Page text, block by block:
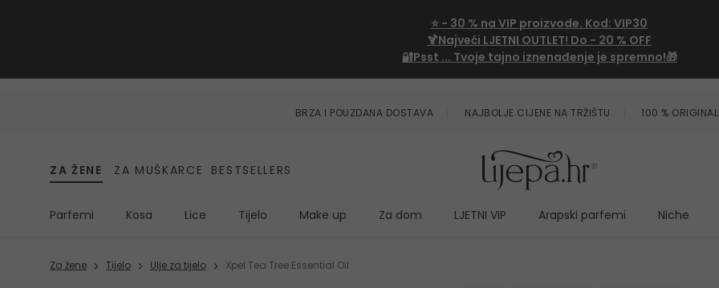
⭐ - 30 % na VIP proizvode. Kod: VIP30
🍹Najveći LJETNI OUTLET! Do - 20 % OFF
🔐Psst ... Tvoje tajno iznenađenje je spremno!🎁
BRZA I POUZDANA DOSTAVA NAJBOLJE CIJENE NA TRŽIŠTU 100 %
ZA ŽENE ZA MUŠKARCE BESTSELLERS
Parfemi Kosa Lice Tijelo Make up Za dom LJETNI VIP Arapski parfemi Niche
Za žene Tijelo Ulje za tijelo Xpel Tea Tree Essential Oil